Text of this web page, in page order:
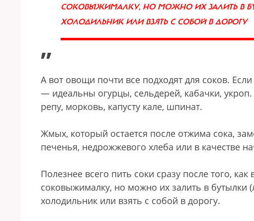
СОКОВЫЖИМАЛКУ, НО МОЖНО ИХ ЗАЛИТЬ В
ХОЛОДИЛЬНИК ИЛИ ВЗЯТЬ С СОБОЙ В ДОРОГУ
”
А вот овощи почти все подходят для соков.
— идеальны огурцы, сельдерей, кабачки,
репу, морковь, капусту кале, шпинат.
Жмых, который остается после отжима сока,
печенья, недрожжевого хлеба или в качестве
Полезнее всего пить соки сразу после того,
соковыжималку, но можно их залить в бутылки
холодильник или взять с собой в дорогу.